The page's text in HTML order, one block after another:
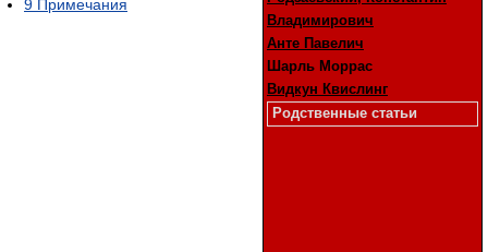
Владимирович
Анте Павелич
Шарль Моррас
Видкун Квислинг
Родственные статьи
9 Примечания